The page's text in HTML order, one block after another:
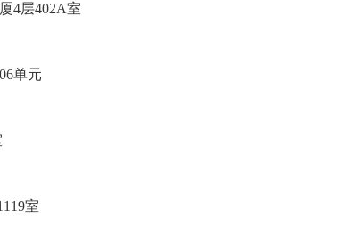
4层402A室
单元
室